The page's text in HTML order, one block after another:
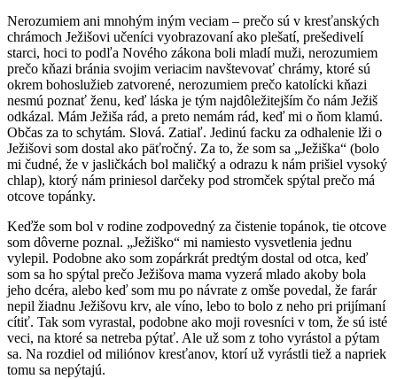
Nerozumiem ani mnohým iným veciam – prečo sú v kresťanských
chrámoch Ježišovi učeníci vyobrazovaní ako plešatí, prešedivelí
starci, hoci to podľa Nového zákona boli mladí muži, nerozumiem
prečo kňazi bránia svojim veriacim navštevovať chrámy, ktoré sú
okrem bohoslužieb zatvorené, nerozumiem prečo katolícki kňazi
nesmú poznať ženu, keď láska je tým najdôležitejším čo nám Ježiš
odkázal. Mám Ježiša rád, a preto nemám rád, keď mi o ňom klamú.
Občas za to schytám. Slová. Zatiaľ. Jedinú facku za odhalenie lži o
Ježišovi som dostal ako päťročný. Za to, že som sa „Ježiška“ (bolo
mi čudné, že v jasličkách bol maličký a odrazu k nám prišiel vysoký
chlap), ktorý nám priniesol darčeky pod stromček spýtal prečo má
otcove topánky.
Keďže som bol v rodine zodpovedný za čistenie topánok, tie otcove
som dôverne poznal. „Ježiško“ mi namiesto vysvetlenia jednu
vylepil. Podobne ako som zopárkrát predtým dostal od otca, keď
som sa ho spýtal prečo Ježišova mama vyzerá mlado akoby bola
jeho dcéra, alebo keď som mu po návrate z omše povedal, že farár
nepil žiadnu Ježišovu krv, ale víno, lebo to bolo z neho pri prijímaní
cítiť. Tak som vyrastal, podobne ako moji rovesníci v tom, že sú isté
veci, na ktoré sa netreba pýtať. Ale už som z toho vyrástol a pýtam
sa. Na rozdiel od miliónov kresťanov, ktorí už vyrástli tiež a napriek
tomu sa nepýtajú.